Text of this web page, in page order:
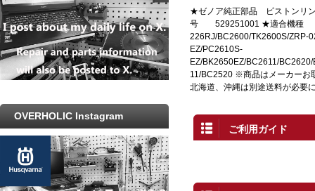
★ゼノア純正部品 ピストンリ
号 529251001 ★適合機
226RJ/BC2600/TK2600S/ZRP-
EZ/PC2610S-
EZ/BK2650EZ/BC2611/
11/BC2520 ※商品はメーカー
北海道、沖縄は別途送料が必要
ご利用ガイド
OVERHOLIC Instagram